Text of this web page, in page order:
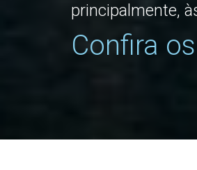
principalmente,
Confira